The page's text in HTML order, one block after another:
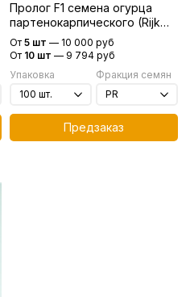
Пролог F1 семена огурца
партенокарпического (Rijk
Zwaan / Райк Цваан)
От 5 шт — 10 000 руб
От 10 шт — 9 794 руб
Упаковка
Фракция семян
Предзаказ